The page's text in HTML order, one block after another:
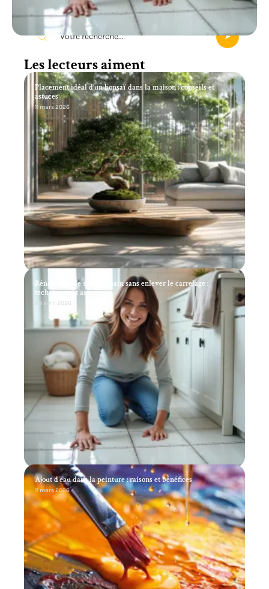
Recherche
Les lecteurs aiment
Placement idéal d’un bonsaï dans la maison : conseils et
astuces
11 mars 2026
Rénovation de salle de bain sans enlever le carrelage :
techniques et astuces
28 avril 2026
Ajout d’eau dans la peinture : raisons et bénéfices
11 mars 2026